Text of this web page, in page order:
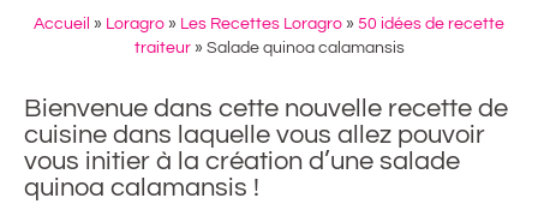
Accueil » Loragro » Les Recettes Loragro » 50 idées de recette
traiteur» Salade quinoa calamansis
Bienvenue dans cette nouvelle recette de
cuisine dans laquelle vous allez pouvoir
vous initier à la création d’une salade
quinoa calamansis !